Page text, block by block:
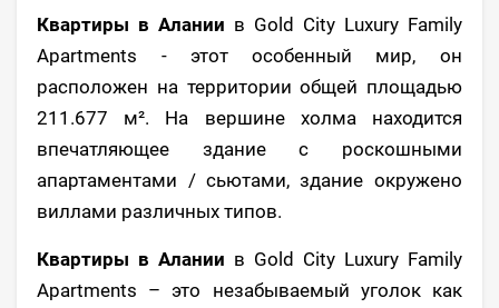
Квартиры в Алании в Gold City Luxury Family
Apartments - этот особенный мир, он
расположен на территории общей площадью
211.677 м². На вершине холма находится
впечатляющее здание с роскошными
апартаментами / сьютами, здание окружено
виллами различных типов.
Квартиры в Алании в Gold City Luxury Family
Apartments – это незабываемый уголок как